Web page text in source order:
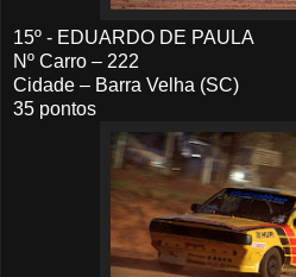
15º - EDUARDO DE PAULA
Nº Carro – 222
Cidade – Barra Velha (SC)
35 pontos